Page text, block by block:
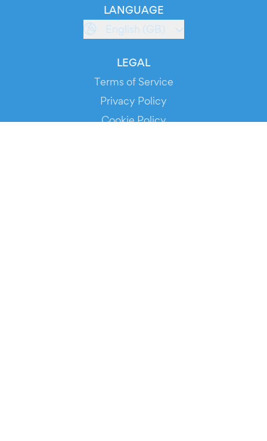
LANGUAGE
English (GB)
LEGAL
Terms of Service
Privacy Policy
Cookie Policy